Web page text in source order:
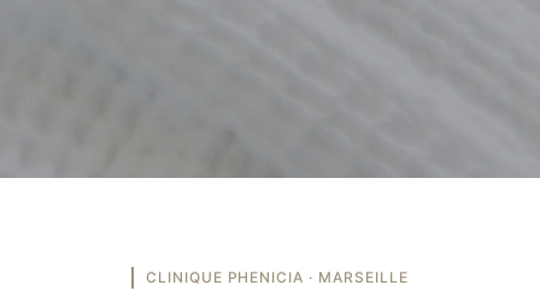
CLINIQUE PHENICIA · MARSEILLE